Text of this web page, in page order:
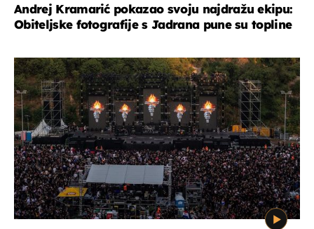
Andrej Kramarić pokazao svoju najdražu ekipu:
Obiteljske fotografije s Jadrana pune su topline